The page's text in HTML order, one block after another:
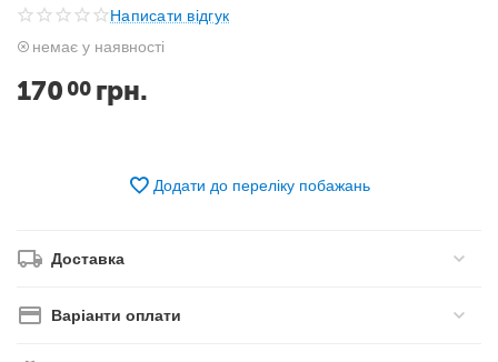
Написати відгук
немає у наявності
170 00 грн.
Додати до переліку побажань
Доставка
Варіанти оплати